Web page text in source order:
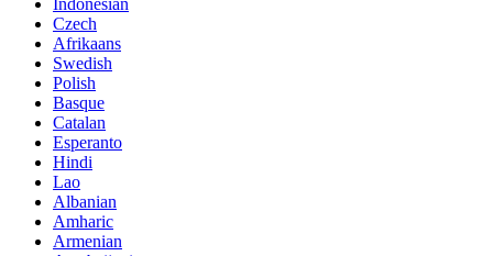
Czech
Afrikaans
Swedish
Polish
Basque
Catalan
Esperanto
Hindi
Lao
Albanian
Amharic
Armenian